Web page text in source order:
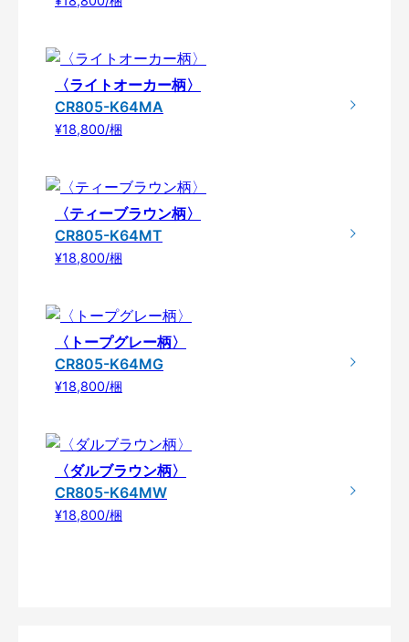
〈ライトオーカー柄〉
CR805-K64MA
¥18,800/梱
〈ティーブラウン柄〉
CR805-K64MT
¥18,800/梱
〈トープグレー柄〉
CR805-K64MG
¥18,800/梱
〈ダルブラウン柄〉
CR805-K64MW
¥18,800/梱